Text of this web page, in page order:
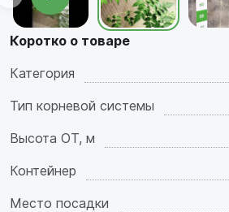
Коротко о товаре
Категория
Тип корневой системы
Высота ОТ, м
Контейнер
Место посадки